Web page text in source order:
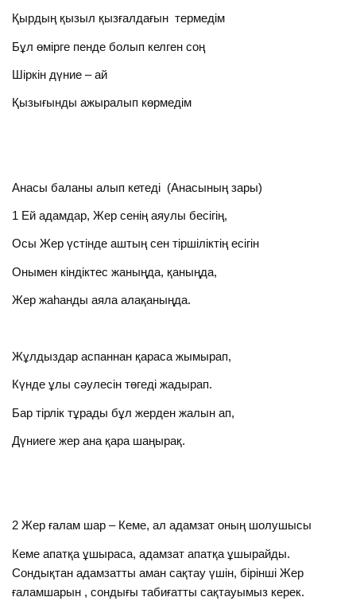
Қырдың қызыл қызғалдағын термедім
Бұл өмірге пенде болып келген соң
Шіркін дүние – ай
Қызығынды ажыралып көрмедім
Анасы баланы алып кетеді (Анасының зары)
1 Ей адамдар, Жер сенің аяулы бесігің,
Осы Жер үстінде аштың сен тіршіліктің есігін
Онымен кіндіктес жаныңда, қаныңда,
Жер жаһанды аяла алақаныңда.
Жұлдыздар аспаннан қараса жымырап,
Күнде ұлы сәулесін төгеді жадырап.
Бар тірлік тұрады бұл жерден жалын ап,
Дүниеге жер ана қара шаңырақ.
2 Жер ғалам шар – Кеме, ал адамзат оның шолушысы
Кеме апатқа ұшыраса, адамзат апатқа ұшырайды.
Сондықтан адамзатты аман сақтау үшін, бірінші Жер
ғаламшарын , сондығы табиғатты сақтауымыз керек.